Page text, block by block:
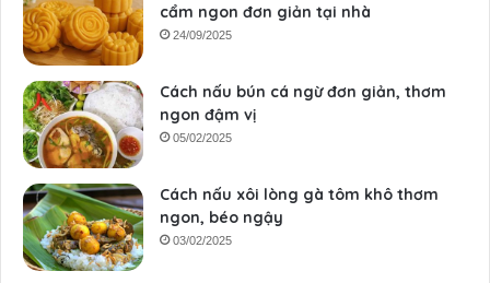
cẩm ngon đơn giản tại nhà
24/09/2025
Cách nấu bún cá ngừ đơn giản, thơm
ngon đậm vị
05/02/2025
Cách nấu xôi lòng gà tôm khô thơm
ngon, béo ngậy
03/02/2025